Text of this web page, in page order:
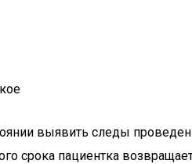
выявить следы
срока пациентка